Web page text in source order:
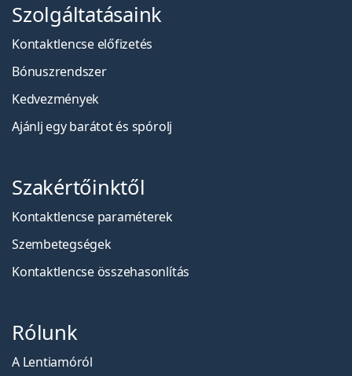
Szolgáltatásaink
Kontaktlencse előfizetés
Bónuszrendszer
Kedvezmények
Ajánlj egy barátot és spórolj
Szakértőinktől
Kontaktlencse paraméterek
Szembetegségek
Kontaktlencse összehasonlítás
Rólunk
A Lentiamóról